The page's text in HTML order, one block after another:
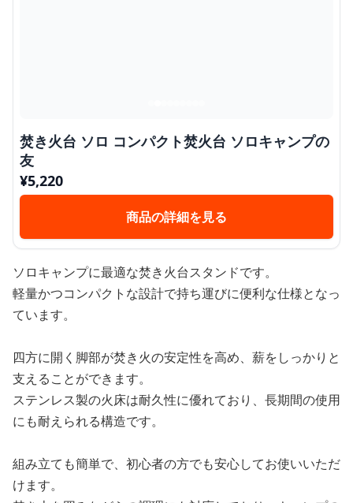
焚き火台 ソロ コンパクト焚火台 ソロキャンプの
友
¥5,220
商品の詳細を見る
ソロキャンプに最適な焚き火台スタンドです。
軽量かつコンパクトな設計で持ち運びに便利な仕様となっ
ています。
四方に開く脚部が焚き火の安定性を高め、薪をしっかりと
支えることができます。
ステンレス製の火床は耐久性に優れており、長期間の使用
にも耐えられる構造です。
組み立ても簡単で、初心者の方でも安心してお使いいただ
けます。